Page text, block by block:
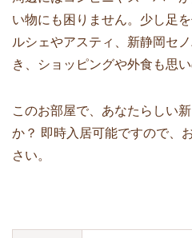
い物にも困りません。少し足
ルシェやアスティ、新静岡セ
き、ショッピングや外食も思
このお部屋で、あなたらしい
か？ 即時入居可能ですので、
さい。